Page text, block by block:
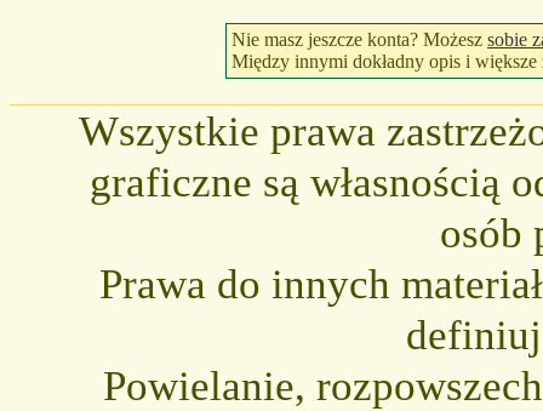
Nie masz jeszcze konta? Możesz sobie
Między innymi dokładny opis i większe
Wszystkie prawa
graficzne są własnością
osób
Prawa do innych
Powielanie,